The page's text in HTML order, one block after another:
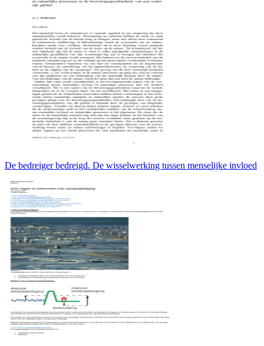
De bedreiger bedreigd. De wisselwerking tussen menselijke invloed